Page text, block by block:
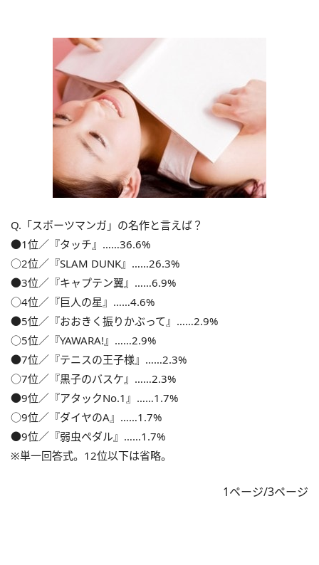
Q.「スポーツマンガ」の名作と言えば？
●1位／『タッチ』……36.6%
○2位／『SLAM DUNK』……26.3%
●3位／『キャプテン翼』……6.9%
○4位／『巨人の星』……4.6%
●5位／『おおきく振りかぶって』……2.9%
○5位／『YAWARA!』……2.9%
●7位／『テニスの王子様』……2.3%
○7位／『黒子のバスケ』……2.3%
●9位／『アタックNo.1』……1.7%
○9位／『ダイヤのA』……1.7%
●9位／『弱虫ペダル』……1.7%
※単一回答式。12位以下は省略。
1ページ/3ページ